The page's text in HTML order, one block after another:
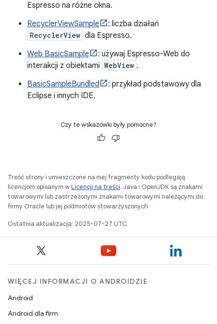
Espresso na różne okna.
RecyclerViewSample
: liczba działań
RecyclerView dla Espresso.
Web BasicSample
: używaj Espresso-Web do
interakcji z obiektami WebView .
BasicSampleBundled
: przykład podstawowy dla
Eclipse i innych IDE.
Czy te wskazówki były pomocne?
Treść strony i umieszczone na niej fragmenty kodu podlegają
licencjom opisanym wLicencji na treści. Java i OpenJDK są znakami
towarowymi lub zastrzeżonymi znakami towarowymi należącymi do
firmy Oracle lub jej podmiotów stowarzyszonych.
Ostatnia aktualizacja: 2025-07-27 UTC.
WIĘCEJ INFORMACJI O ANDROIDZIE
Android
Android dla firm